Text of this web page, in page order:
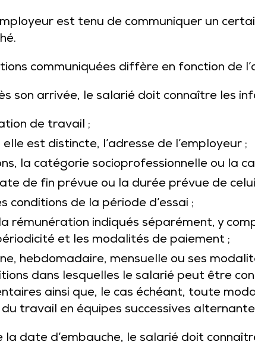
est tenu de communiquer un
communiquées diffère en fonction de
son arrivée, le salarié doit connaître les
de travail ;
est distincte, l’adresse de l’employeur ;
la catégorie socioprofessionnelle ou la
de fin prévue ou la durée prévue de
conditions de la période d’essai ;
rémunération indiqués séparément, y
et les modalités de paiement ;
hebdomadaire, mensuelle ou ses
dans lesquelles le salarié peut être
ainsi que, le cas échéant, toute
du travail en équipes successives
date d’embauche, le salarié doit